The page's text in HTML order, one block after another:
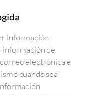
información
de
electrónica e
cuando sea